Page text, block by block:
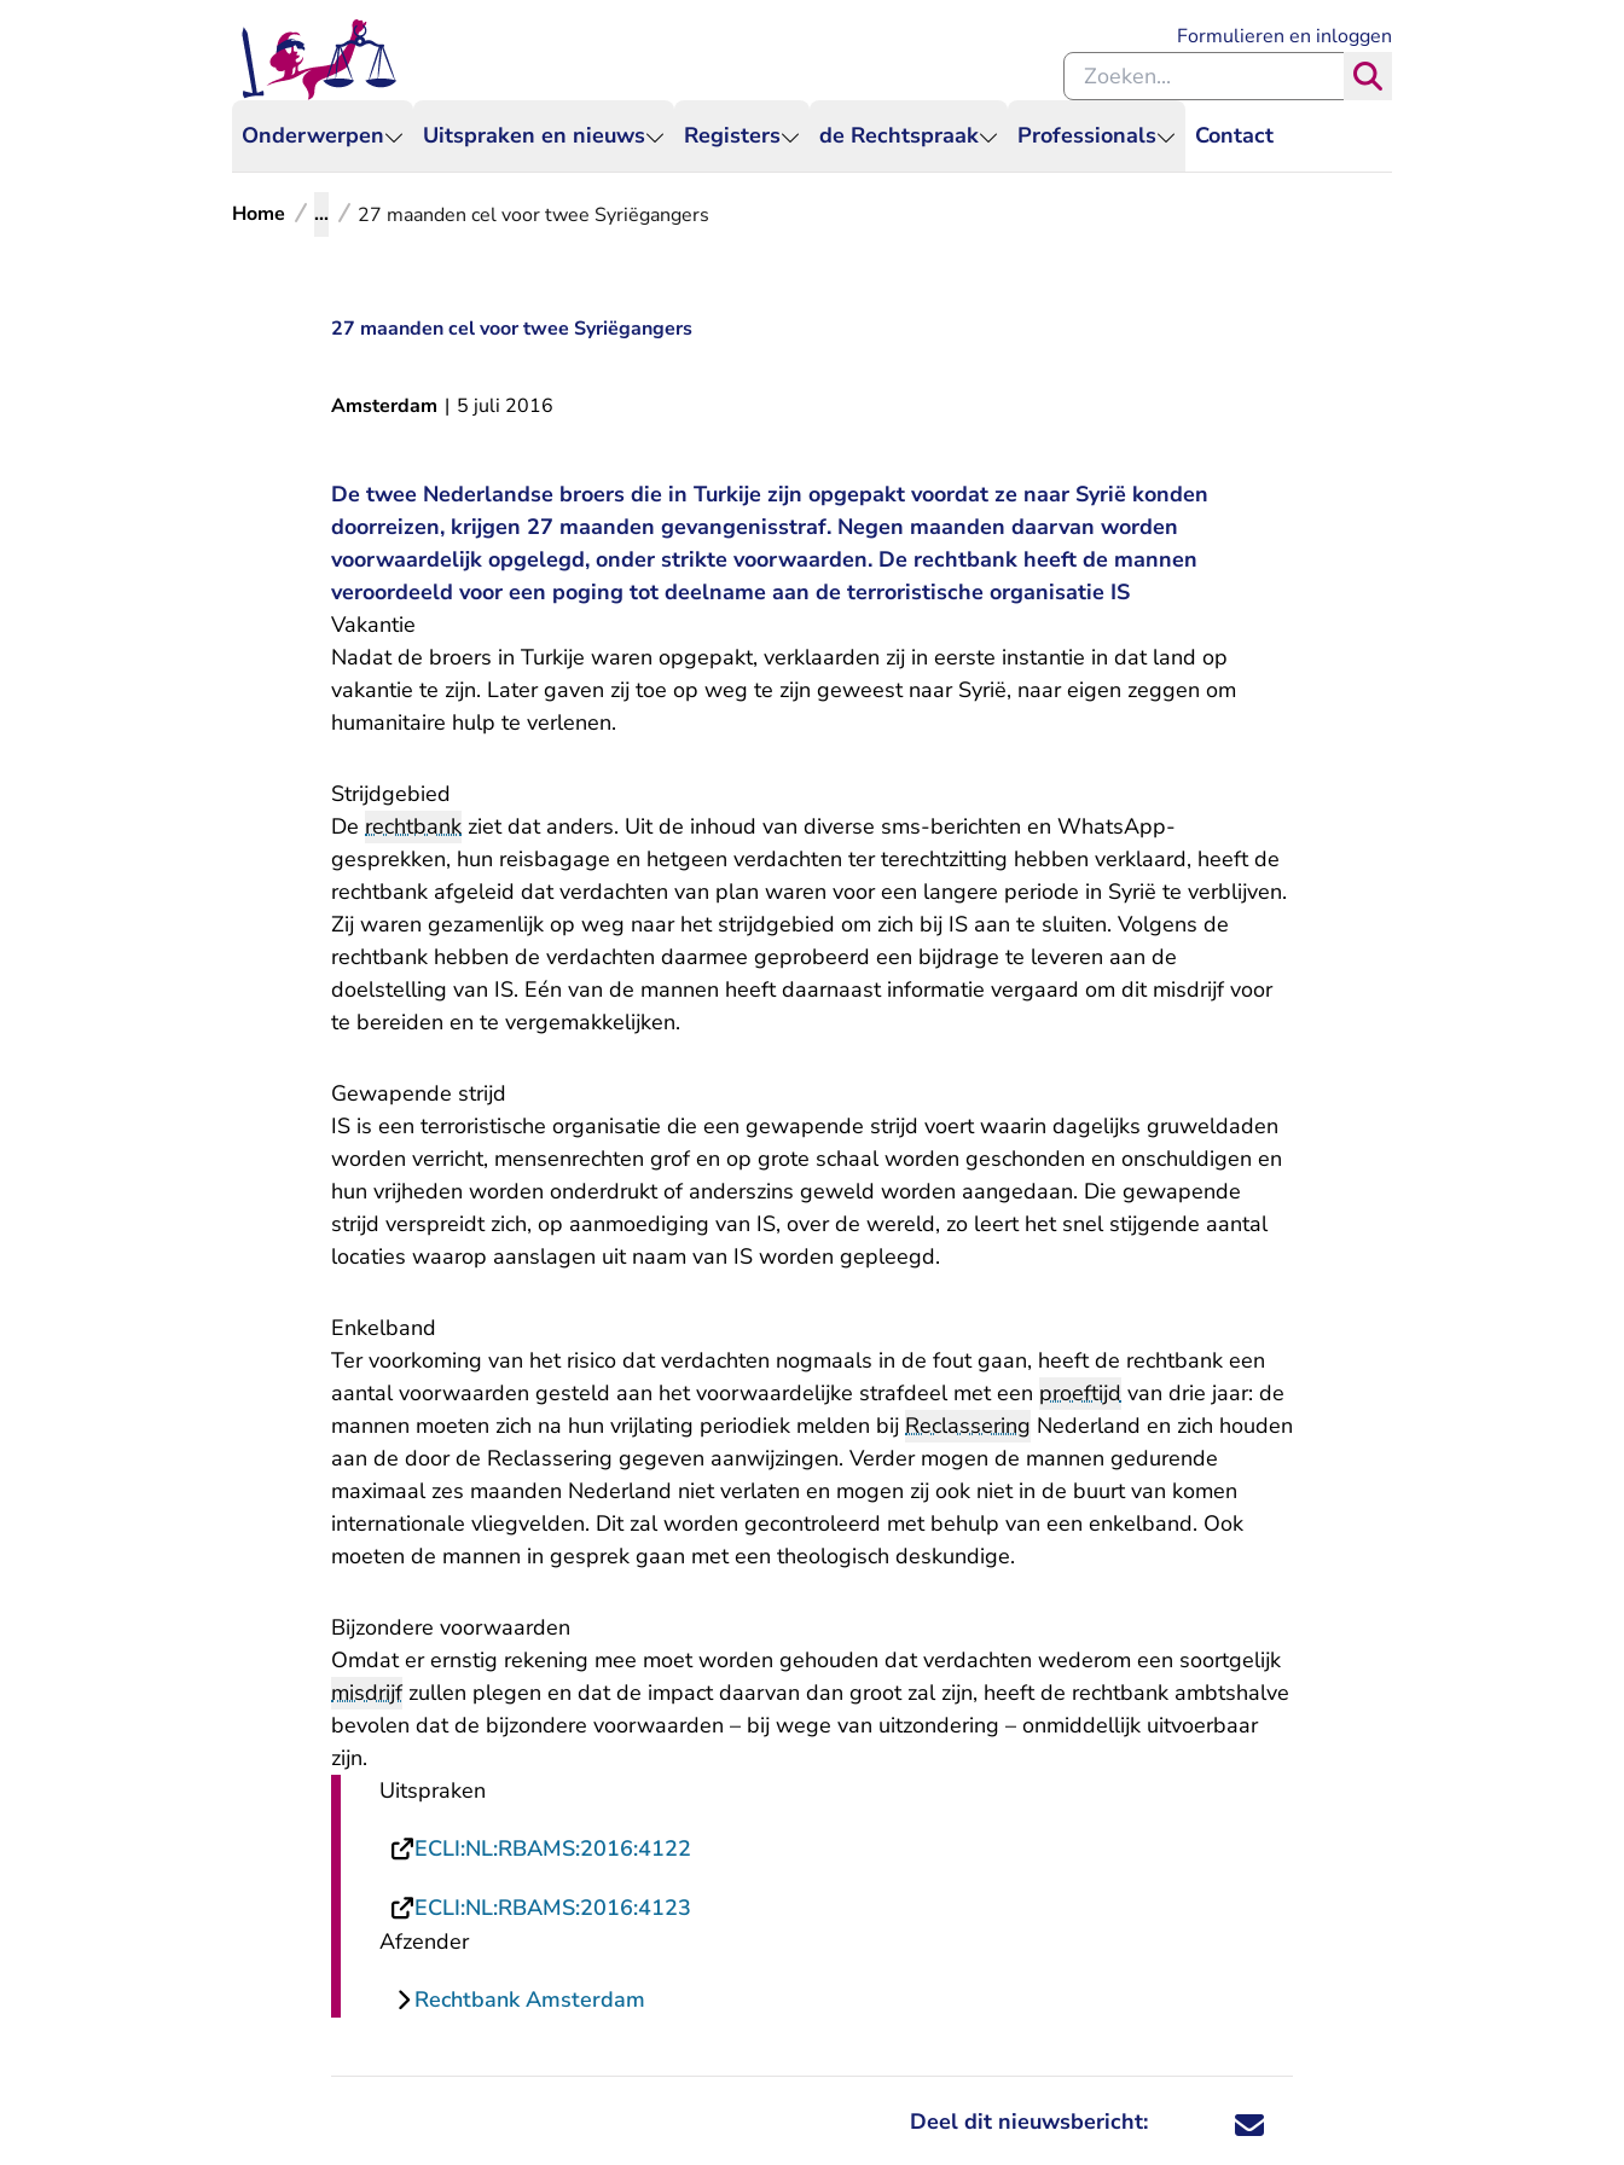
Onderwerpen Uitspraken en nieuws Registers de Rechtspraak Professionals Contact
Formulieren en inloggen
Zoeken binnen de Rechtspraak
Home ... 27 maanden cel voor twee Syriëgangers
27 maanden cel voor twee Syriëgangers
Amsterdam | 5 juli 2016
De twee Nederlandse broers die in Turkije zijn opgepakt voordat ze naar Syrië konden
doorreizen, krijgen 27 maanden gevangenisstraf. Negen maanden daarvan worden
voorwaardelijk opgelegd, onder strikte voorwaarden. De rechtbank heeft de mannen
veroordeeld voor een poging tot deelname aan de terroristische organisatie IS
Vakantie
Nadat de broers in Turkije waren opgepakt, verklaarden zij in eerste instantie in dat land op
vakantie te zijn. Later gaven zij toe op weg te zijn geweest naar Syrië, naar eigen zeggen om
humanitaire hulp te verlenen.
Strijdgebied
De rechtbank ziet dat anders. Uit de inhoud van diverse sms-berichten en WhatsApp-
gesprekken, hun reisbagage en hetgeen verdachten ter terechtzitting hebben verklaard, heeft de
rechtbank afgeleid dat verdachten van plan waren voor een langere periode in Syrië te verblijven.
Zij waren gezamenlijk op weg naar het strijdgebied om zich bij IS aan te sluiten. Volgens de
rechtbank hebben de verdachten daarmee geprobeerd een bijdrage te leveren aan de
doelstelling van IS. Eén van de mannen heeft daarnaast informatie vergaard om dit misdrijf voor
te bereiden en te vergemakkelijken.
Gewapende strijd
IS is een terroristische organisatie die een gewapende strijd voert waarin dagelijks gruweldaden
worden verricht, mensenrechten grof en op grote schaal worden geschonden en onschuldigen en
hun vrijheden worden onderdrukt of anderszins geweld worden aangedaan. Die gewapende
strijd verspreidt zich, op aanmoediging van IS, over de wereld, zo leert het snel stijgende aantal
locaties waarop aanslagen uit naam van IS worden gepleegd.
Enkelband
Ter voorkoming van het risico dat verdachten nogmaals in de fout gaan, heeft de rechtbank een
aantal voorwaarden gesteld aan het voorwaardelijke strafdeel met een proeftijd van drie jaar: de
mannen moeten zich na hun vrijlating periodiek melden bij Reclassering Nederland en zich houden
aan de door de Reclassering gegeven aanwijzingen. Verder mogen de mannen gedurende
maximaal zes maanden Nederland niet verlaten en mogen zij ook niet in de buurt van komen
internationale vliegvelden. Dit zal worden gecontroleerd met behulp van een enkelband. Ook
moeten de mannen in gesprek gaan met een theologisch deskundige.
Bijzondere voorwaarden
Omdat er ernstig rekening mee moet worden gehouden dat verdachten wederom een soortgelijk
misdrijfzullen plegen en dat de impact daarvan dan groot zal zijn, heeft de rechtbank ambtshalve
bevolen dat de bijzondere voorwaarden – bij wege van uitzondering – onmiddellijk uitvoerbaar
zijn.
Uitspraken
ECLI:NL:RBAMS:2016:4122
ECLI:NL:RBAMS:2016:4123
Afzender
Rechtbank Amsterdam
Deel dit nieuwsbericht: Deel dit nieuwsbericht via X - U verlaat
Deel dit nieuwsbericht via Facebook - U
Deel dit nieuwsbericht via e-mail
Deel dit nieuwsbericht via LinkedIn - U